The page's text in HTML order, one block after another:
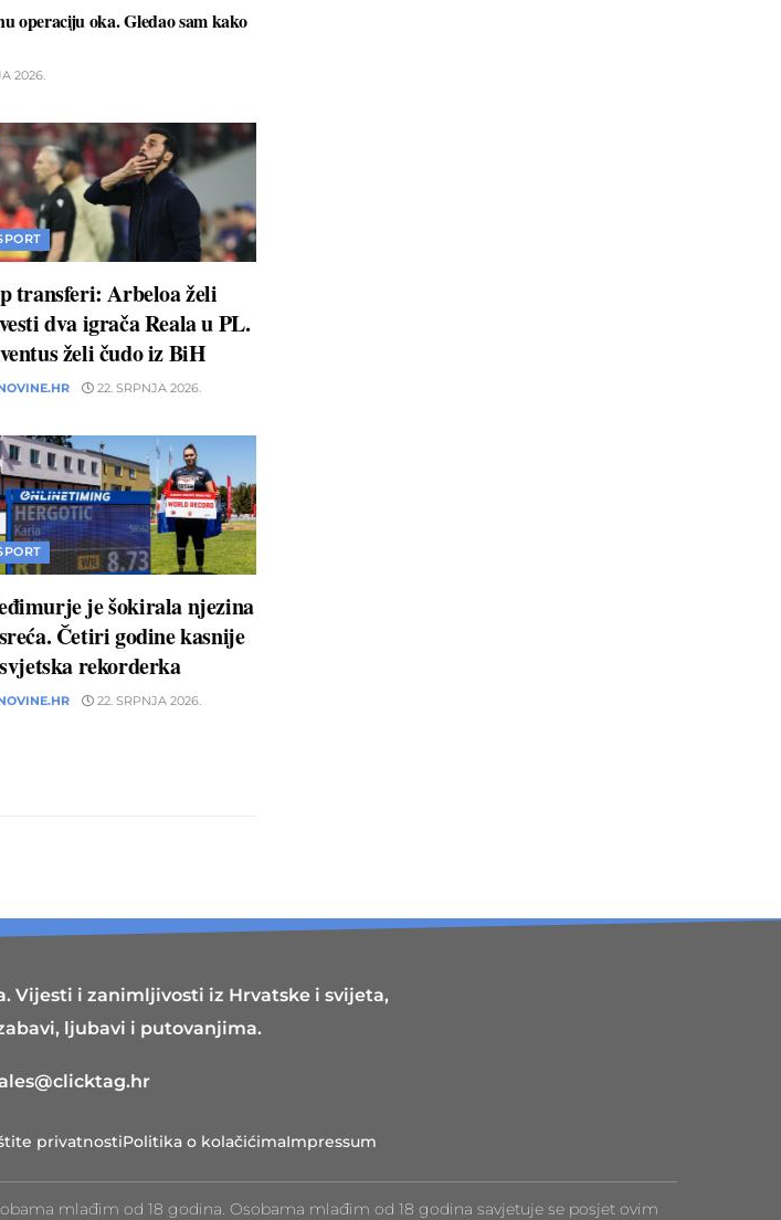
operaciju oka. Gledao sam kako
2026.
transferi: Arbeloa želi
dva igrača Reala u PL.
želi čudo iz BiH
22. SRPNJA 2026.
je šokirala njezina
Četiri godine kasnije
rekorderka
22. SRPNJA 2026.
Vijesti i zanimljivosti iz Hrvatske i svijeta,
ljubavi i putovanjima.
privatnostiPolitika o kolačićimaImpressum
mlađim od 18 godina. Osobama mlađim od 18 godina savjetuje se posjet ovim